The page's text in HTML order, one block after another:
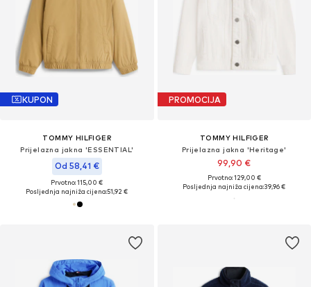
KUPON
TOMMY HILFIGER
Prijelazna jakna 'ESSENTIAL'
Od 58,41 €
Prvotno: 115,00 €
Posljednja najniža cijena:51,92 €
PROMOCIJA
TOMMY HILFIGER
Prijelazna jakna 'Heritage'
99,90 €
Prvotno: 129,00 €
Posljednja najniža cijena:39,96 €